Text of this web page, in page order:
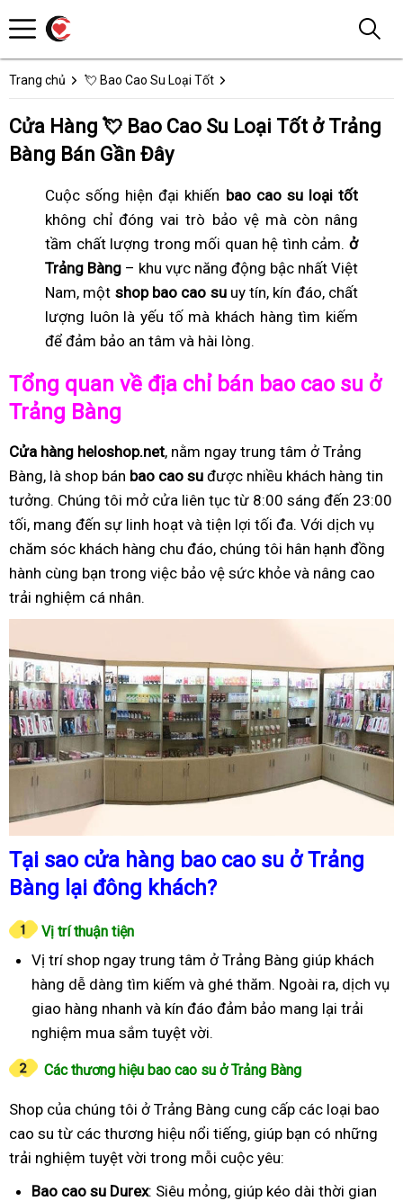
Trang chủ 💘 Bao Cao Su Loại Tốt
Cửa Hàng 💘 Bao Cao Su Loại Tốt ở Trảng
Bàng Bán Gần Đây
Cuộc sống hiện đại khiến bao cao su loại tốt
không chỉ đóng vai trò bảo vệ mà còn nâng
tầm chất lượng trong mối quan hệ tình cảm. ở
Trảng Bàng – khu vực năng động bậc nhất Việt
Nam, một shop bao cao suuy tín, kín đáo, chất
lượng luôn là yếu tố mà khách hàng tìm kiếm
để đảm bảo an tâm và hài lòng.
Tổng quan về địa chỉ bán bao cao su ở
Trảng Bàng
Cửa hàng heloshop.net, nằm ngay trung tâm ở Trảng
Bàng, là shop bán bao cao su được nhiều khách hàng tin
tưởng. Chúng tôi mở cửa liên tục từ 8:00 sáng đến 23:00
tối, mang đến sự linh hoạt và tiện lợi tối đa. Với dịch vụ
chăm sóc khách hàng chu đáo, chúng tôi hân hạnh đồng
hành cùng bạn trong việc bảo vệ sức khỏe và nâng cao
trải nghiệm cá nhân.
Tại sao cửa hàng bao cao su ở Trảng
Bàng lại đông khách?
Vị trí thuận tiện
Vị trí shop ngay trung tâm ở Trảng Bàng giúp khách
hàng dễ dàng tìm kiếm và ghé thăm. Ngoài ra, dịch vụ
giao hàng nhanh và kín đáo đảm bảo mang lại trải
nghiệm mua sắm tuyệt vời.
Các thương hiệu bao cao su ở Trảng Bàng
Shop của chúng tôi ở Trảng Bàng cung cấp các loại bao
cao su từ các thương hiệu nổi tiếng, giúp bạn có những
trải nghiệm tuyệt vời trong mỗi cuộc yêu:
Bao cao su Durex: Siêu mỏng, giúp kéo dài thời gian